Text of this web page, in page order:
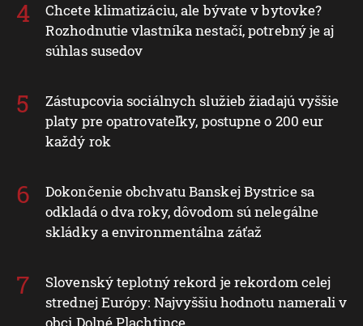
Chcete klimatizáciu, ale bývate v bytovke?
Rozhodnutie vlastníka nestačí, potrebný je aj
súhlas susedov
Zástupcovia sociálnych služieb žiadajú vyššie
platy pre opatrovateľky, postupne o 200 eur
každý rok
Dokončenie obchvatu Banskej Bystrice sa
odkladá o dva roky, dôvodom sú nelegálne
skládky a environmentálna záťaž
Slovenský teplotný rekord je rekordom celej
strednej Európy: Najvyššiu hodnotu namerali v